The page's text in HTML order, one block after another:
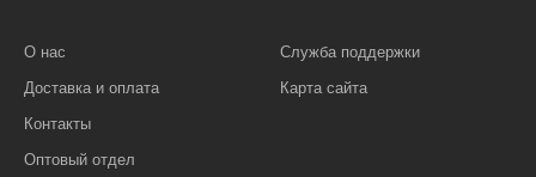
О нас
Доставка и оплата
Контакты
Оптовый отдел
Служба поддержки
Карта сайта